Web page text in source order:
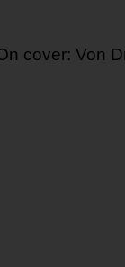
cover: Von